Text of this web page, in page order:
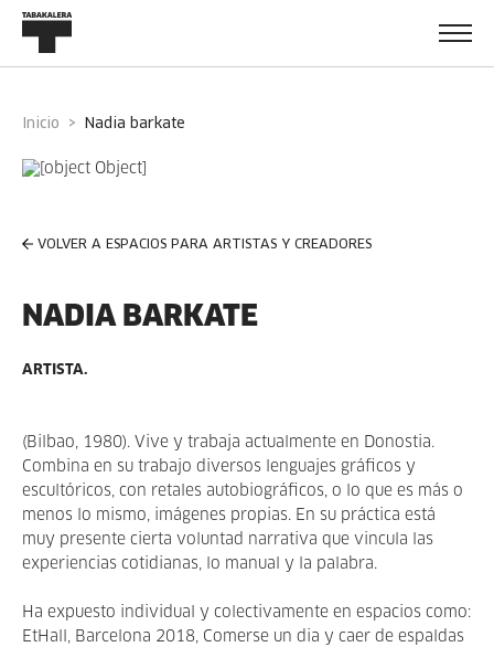
Inicio nadia barkate
VOLVER A ESPACIOS PARA ARTISTAS Y CREADORES
NADIA BARKATE
ARTISTA.
(Bilbao, 1980). Vive y trabaja actualmente en Donostia.
Combina en su trabajo diversos lenguajes gráficos y
escultóricos, con retales autobiográficos, o lo que es más o
menos lo mismo, imágenes propias. En su práctica está
muy presente cierta voluntad narrativa que vincula las
experiencias cotidianas, lo manual y la palabra.
Ha expuesto individual y colectivamente en espacios como:
EtHall, Barcelona 2018, Comerse un dia y caer de espaldas